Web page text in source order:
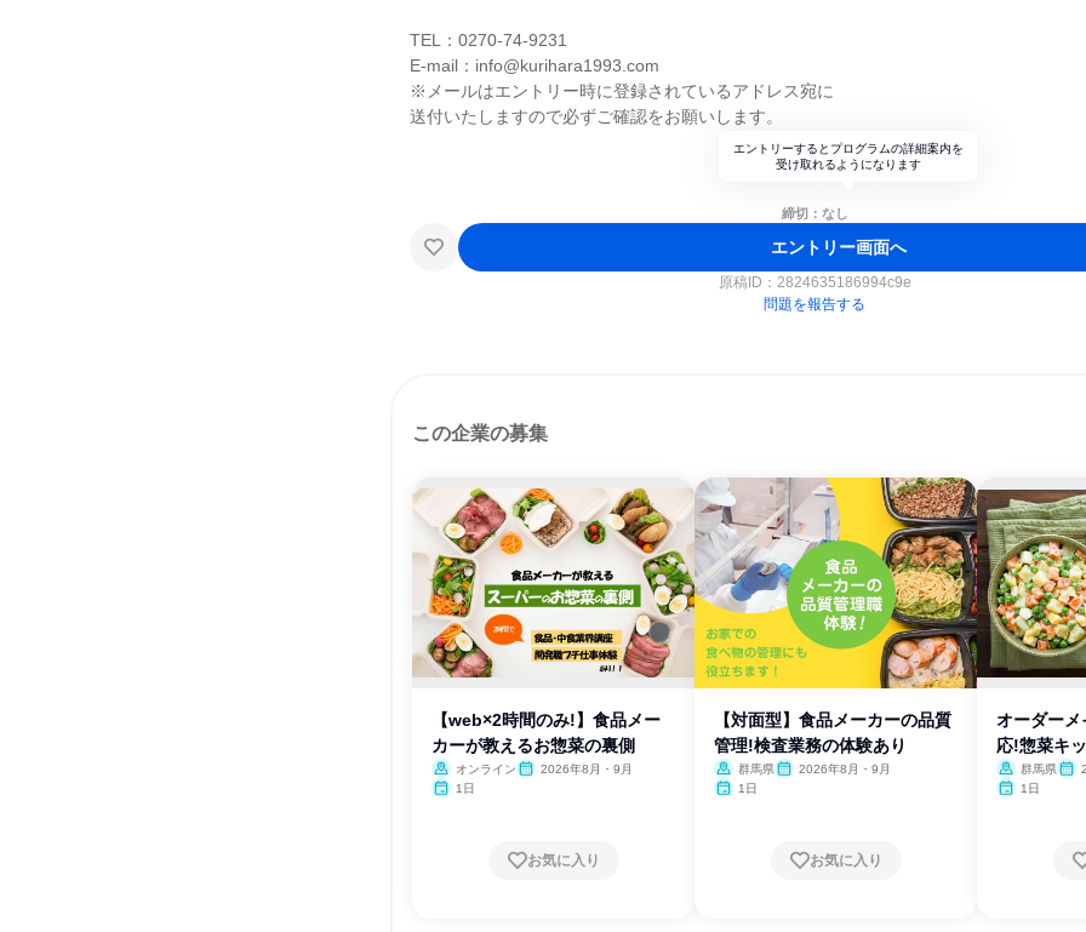
TEL：0270-74-9231
E-mail：info@kurihara1993.com
※メールはエントリー時に登録されているアドレス宛に
送付いたしますので必ずご確認をお願いします。
エントリーするとプログラムの詳細案内を
受け取れるようになります
締切：なし
エントリー画面へ
原稿ID： 2824635186994c9e
問題を報告する
この企業の募集
【web×2時間のみ!】食品メー
カーが教えるお惣菜の裏側
オンライン
2026年8月・9月
1日
お気に入り
【対面型】食品メーカーの品質
管理!検査業務の体験あり
群馬県
2026年8月・9月
1日
お気に入り
オーダーメ
応!惣菜キ
群馬県
1日